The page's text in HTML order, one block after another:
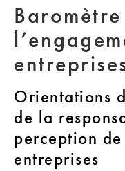
Orientations
de la
perception de
entreprises